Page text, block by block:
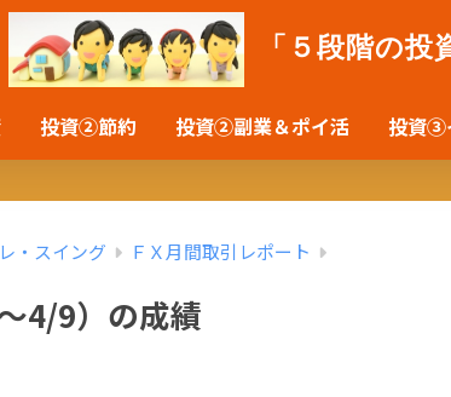
「５段階の
投資②節約 投資②副業＆ポイ活 投資③
・スイング ＦＸ月間取引レポート
4/9）の成績